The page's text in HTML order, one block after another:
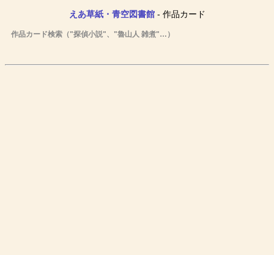
えあ草紙・青空図書館- 作品カード
作品カード検索（"探偵小説"、"魯山人 雑煮"…）